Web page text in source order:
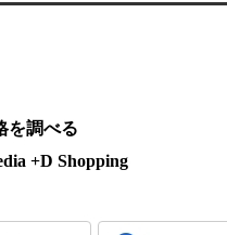
を調べる
+D Shopping